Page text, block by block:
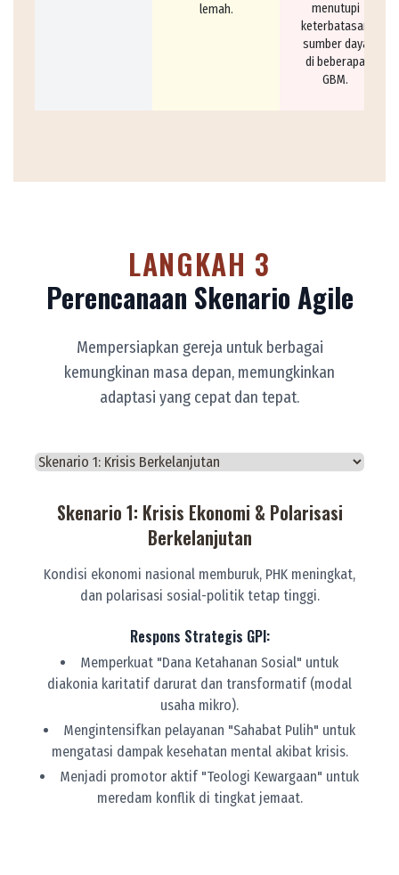
lemah.
menutupi
keterbatasan
sumber daya
di beberapa
GBM.
LANGKAH 3
Perencanaan Skenario Agile
Mempersiapkan gereja untuk berbagai
kemungkinan masa depan, memungkinkan
adaptasi yang cepat dan tepat.
Pilih Skenario
Skenario 1: Krisis Ekonomi & Polarisasi
Berkelanjutan
Kondisi ekonomi nasional memburuk, PHK meningkat,
dan polarisasi sosial-politik tetap tinggi.
Respons Strategis GPI:
Memperkuat "Dana Ketahanan Sosial" untuk
diakonia karitatif darurat dan transformatif (modal
usaha mikro).
Mengintensifkan pelayanan "Sahabat Pulih" untuk
mengatasi dampak kesehatan mental akibat krisis.
Menjadi promotor aktif "Teologi Kewargaan" untuk
meredam konflik di tingkat jemaat.